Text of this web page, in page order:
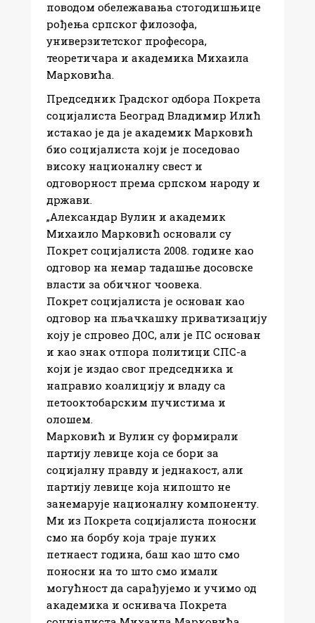
поводом обележавања стогодишњице
рођења српског филозофа,
универзитетског професора,
теоретичара и академика Михаила
Марковића.​
Председник Градског одбора Покрета
социјалиста Београд Владимир Илић
истакао је да је академик Марковић
био социјалиста који је поседовао
високу националну свест и
одговорност према српском народу и
држави.​
„Александар Вулин и академик​
Михаило​ Марковић​ основали су
Покрет социјалиста 2008. године као
одговор на немар тадашње досовске
власти за обичног чоовека.​
Покрет социјалиста је основан као
одговор на пљачкашку приватизацију
коју је спровео ДОС, али је ПС основан
и као знак отпора политици СПС-а
који је издао свог председника и
направио коалицију и владу са
петооктобарским пучистима и
олошем.​
Марковић и Вулин су формирали
партију левице која се бори за
социјалну правду и једнакост, али
партију левице која нипошто не
занемарује националну компоненту.​
Ми из Покрета социјалиста поносни
смо на борбу која траје пуних
петнаест година, баш као што смо
поносни на то што смо имали
могућност да сарађујемо и учимо од
академика и оснивача Покрета